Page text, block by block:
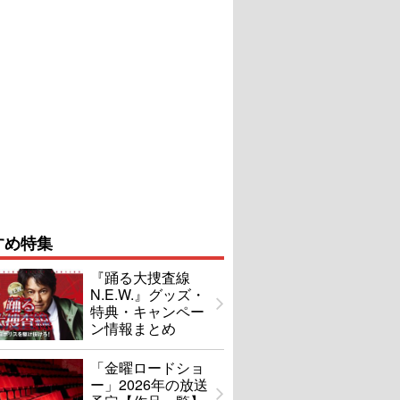
特集
『踊る大捜査線
N.E.W.』グッズ・
特典・キャンペー
ン情報まとめ
「金曜ロードショ
ー」2026年の放送